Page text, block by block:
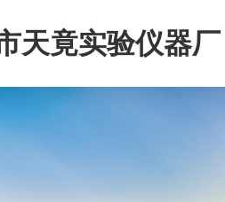
天竟实验仪器厂